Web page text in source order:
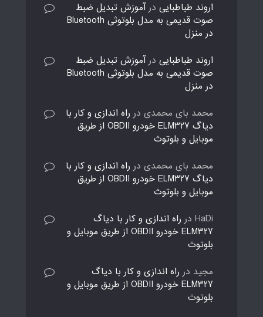
اروند طباطبایی در آموزش تبدیل ضبط
صوت قدیمی به مدل بلوتوثی Bluetooth
در منزل
اروند طباطبایی در آموزش تبدیل ضبط
صوت قدیمی به مدل بلوتوثی Bluetooth
در منزل
محمد بای محمدی در راه اندازی و کار با
دیاگ ELM327 خودرو OBDII از طریق
موبایل و بلوتوث
محمد بای محمدی در راه اندازی و کار با
دیاگ ELM327 خودرو OBDII از طریق
موبایل و بلوتوث
HaDi در راه اندازی و کار با دیاگ
ELM327 خودرو OBDII از طریق موبایل و
بلوتوث
مجید در راه اندازی و کار با دیاگ
ELM327 خودرو OBDII از طریق موبایل و
بلوتوث